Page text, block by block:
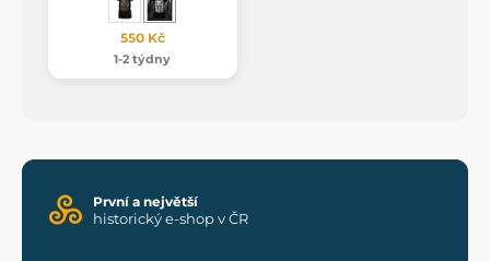
550 Kč
1-2 týdny
První a největší
historický e-shop v ČR